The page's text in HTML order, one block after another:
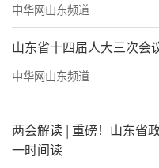
中华网山东频道
山东省十四届人大三次会
中华网山东频道
两会解读 | 重磅！山东省
一时间读